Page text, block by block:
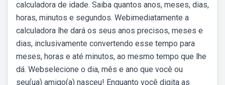
calculadora de idade. Saiba quantos anos, meses, dias,
horas, minutos e segundos. Webimediatamente a
calculadora lhe dará os seus anos precisos, meses e
dias, inclusivamente convertendo esse tempo para
meses, horas e até minutos, ao mesmo tempo que lhe
dá. Webselecione o dia, mês e ano que você ou
seu(ua) amigo(a) nasceu! Enquanto você digita as